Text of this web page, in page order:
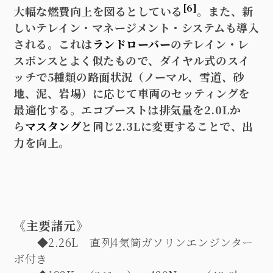
大幅な燃費向上を図るとしている [6]。また、新
しいテレイン・マネージメント・システムも導入
される。これはランドローバーのテレイン・レ
スポンスとよく似たもので、ダイヤル式のスイ
ッチで5種類の路面状況（ノーマル、雪道、砂
地、泥、岩場）に応じて車両のセッティングを
最適化する。エコブーストは排気量を2.0Lか
らマスタングと同じ2.3Lに変更することで、出
力を向上。
《主要諸元》
◆2.26L 直列4気筒ガソリンエンジンター
ボ付き